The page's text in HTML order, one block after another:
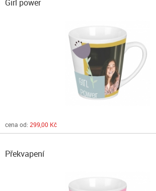
Girl power
cena od: 299,00 Kč
Překvapení